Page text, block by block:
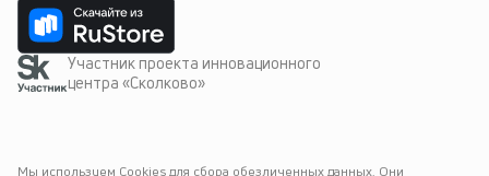
Мы используем Cookies для сбора обезличенных данных. Они
Участник проекта инновационного
центра «Сколково»